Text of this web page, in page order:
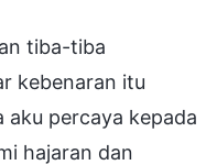
tiba-tiba
kebenaran itu
aku percaya kepada
hajaran dan